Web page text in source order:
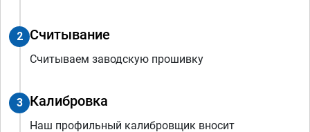
2 Считывание
Считываем заводскую прошивку
3 Калибровка
Наш профильный калибровщик вносит